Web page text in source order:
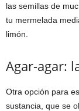
las semillas de
tu mermelada
limón.
Agar-agar:
Otra opción para
sustancia, que se